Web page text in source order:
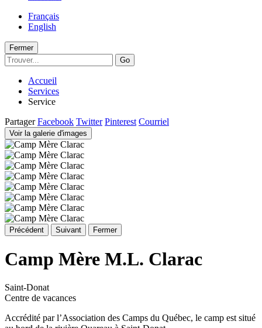
Français
English
Fermer
Go
Accueil
Services
Service
Partager Facebook Twitter Pinterest Courriel
Voir la galerie d'images
Précédent Suivant Fermer
Camp Mère M.L. Clarac
Saint-Donat
Centre de vacances
Accrédité par l’Association des Camps du Québec, le camp est situé